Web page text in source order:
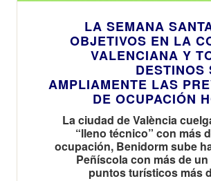
LA SEMANA
OBJETIVOS EN LA
VALENCIANA Y
DESTINOS
AMPLIAMENTE LAS
DE OCUPACIÓN
La ciudad de València
“lleno técnico” con más
ocupación, Benidorm sube
Peñíscola con más de
puntos turísticos más